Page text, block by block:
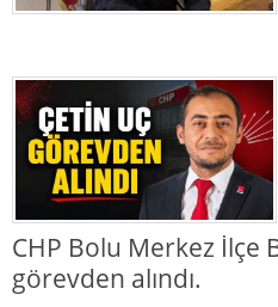
CHP Bolu Merkez İlçe
görevden alındı.